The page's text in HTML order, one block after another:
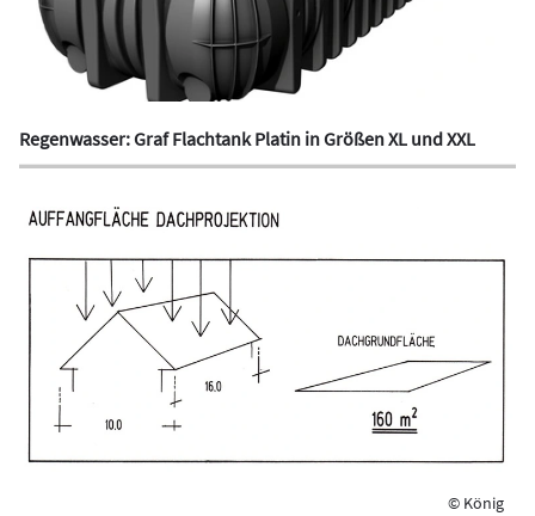
Regenwasser: Graf Flachtank Platin in Größen XL und XXL
© König